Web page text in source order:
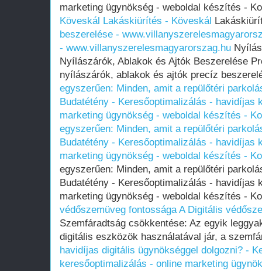
marketing ügynökség - weboldal készítés -
Köveskál Lakáskiürítés - Köveskál
beszerelése -
- www.villanyszerelesmagyarorszag.hu
Nyílászárók, Ablakok és Ajtók Beszerelése
nyílászárók, ablakok és ajtók precíz
egyszerűen: Minden, amit a repülőtéri
Budatétény - Keresőoptimalizálás - havidíjas
marketing ügynökség - weboldal készítés -
egyszerűen: Minden, amit a repülőtéri
Budatétény - Keresőoptimalizálás - havidíjas
marketing ügynökség - weboldal készítés -
egyszerűen: Minden, amit a repülőtéri
Budatétény - Keresőoptimalizálás - havidíjas
marketing ügynökség - weboldal készítés -
védőszemüveg fontossága A Digitális
Szemfáradtság csökkentése: Az egyik
digitális eszközök használatával jár, a
havidíjas digitális ügynökséggel dolgozni? -
keresőoptimalizálás - online marketing